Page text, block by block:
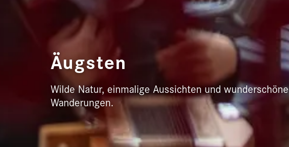
Äugsten
Wilde Natur, einmalige Aussichten und wunderschöne
Wanderungen.